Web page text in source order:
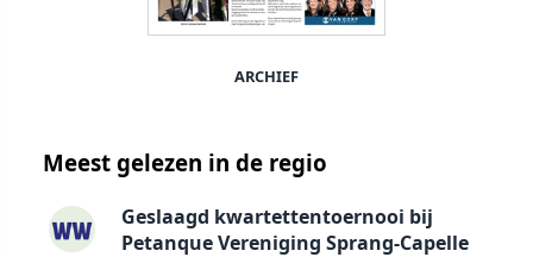
ARCHIEF
Meest gelezen in de regio
Geslaagd kwartettentoernooi bij
Petanque Vereniging Sprang-Capelle